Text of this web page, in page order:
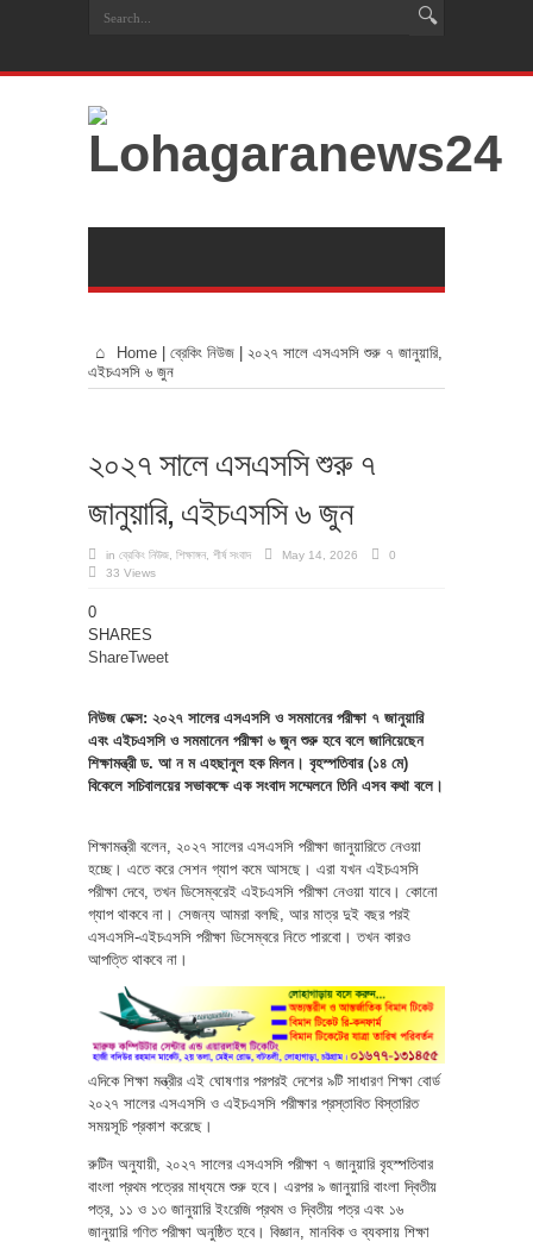
Home ব্রেকিং নিউজ
২০২৭ সালে এসএসসি শুরু ৭ জানুয়ারি,
এইচএসসি ৬ জুন
২০২৭ সালে এসএসসি শুরু ৭
জানুয়ারি, এইচএসসি ৬ জুন
in ব্রেকিং নিউজ শিক্ষাঙ্গন শীর্ষ সংবাদ May 14, 2026
0
33 Views
0
SHARES
ShareTweet
নিউজ ডেক্স: ২০২৭ সালের এসএসসি ও সমমানের পরীক্ষা ৭ জানুয়ারি
এবং এইচএসসি ও সমমানেন পরীক্ষা ৬ জুন শুরু হবে বলে জানিয়েছেন
শিক্ষামন্ত্রী ড. আ ন ম এহছানুল হক মিলন। বৃহস্পতিবার (১৪ মে)
বিকেলে সচিবালয়ের সভাকক্ষে এক সংবাদ সম্মেলনে তিনি এসব কথা বলে।
শিক্ষামন্ত্রী বলেন, ২০২৭ সালের এসএসসি পরীক্ষা জানুয়ারিতে নেওয়া
হচ্ছে। এতে করে সেশন গ্যাপ কমে আসছে। এরা যখন এইচএসসি
পরীক্ষা দেবে, তখন ডিসেম্বরেই এইচএসসি পরীক্ষা নেওয়া যাবে। কোনো
গ্যাপ থাকবে না। সেজন্য আমরা বলছি, আর মাত্র দুই বছর পরই
এসএসসি-এইচএসসি পরীক্ষা ডিসেম্বরে নিতে পারবো। তখন কারও
আপত্তি থাকবে না।
এদিকে শিক্ষা মন্ত্রীর এই ঘোষণার পরপরই দেশের ৯টি সাধারণ শিক্ষা বোর্ড
২০২৭ সালের এসএসসি ও এইচএসসি পরীক্ষার প্রস্তাবিত বিস্তারিত
সময়সূচি প্রকাশ করেছে।
রুটিন অনুযায়ী, ২০২৭ সালের এসএসসি পরীক্ষা ৭ জানুয়ারি বৃহস্পতিবার
বাংলা প্রথম পত্রের মাধ্যমে শুরু হবে। এরপর ৯ জানুয়ারি বাংলা দ্বিতীয়
পত্র, ১১ ও ১৩ জানুয়ারি ইংরেজি প্রথম ও দ্বিতীয় পত্র এবং ১৬
জানুয়ারি গণিত পরীক্ষা অনুষ্ঠিত হবে। বিজ্ঞান, মানবিক ও ব্যবসায় শিক্ষা